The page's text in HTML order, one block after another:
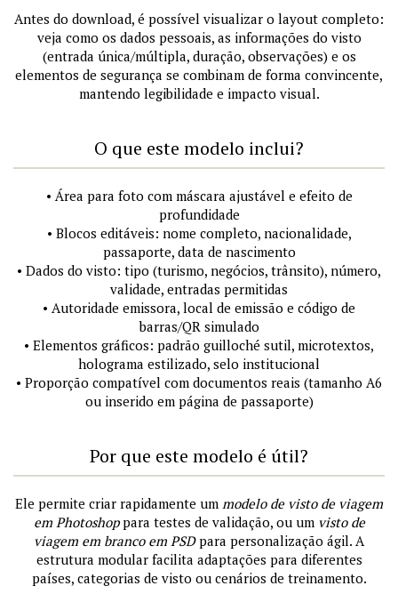
Antes do download, é possível visualizar o layout completo:
veja como os dados pessoais, as informações do visto
(entrada única/múltipla, duração, observações) e os
elementos de segurança se combinam de forma convincente,
mantendo legibilidade e impacto visual.
O que este modelo inclui?
• Área para foto com máscara ajustável e efeito de
profundidade
• Blocos editáveis: nome completo, nacionalidade,
passaporte, data de nascimento
• Dados do visto: tipo (turismo, negócios, trânsito), número,
validade, entradas permitidas
• Autoridade emissora, local de emissão e código de
barras/QR simulado
• Elementos gráficos: padrão guilloché sutil, microtextos,
holograma estilizado, selo institucional
• Proporção compatível com documentos reais (tamanho A6
ou inserido em página de passaporte)
Por que este modelo é útil?
Ele permite criar rapidamente um modelo de visto de viagem
em Photoshoppara testes de validação, ou um visto de
viagem em branco em PSDpara personalização ágil. A
estrutura modular facilita adaptações para diferentes
países, categorias de visto ou cenários de treinamento.